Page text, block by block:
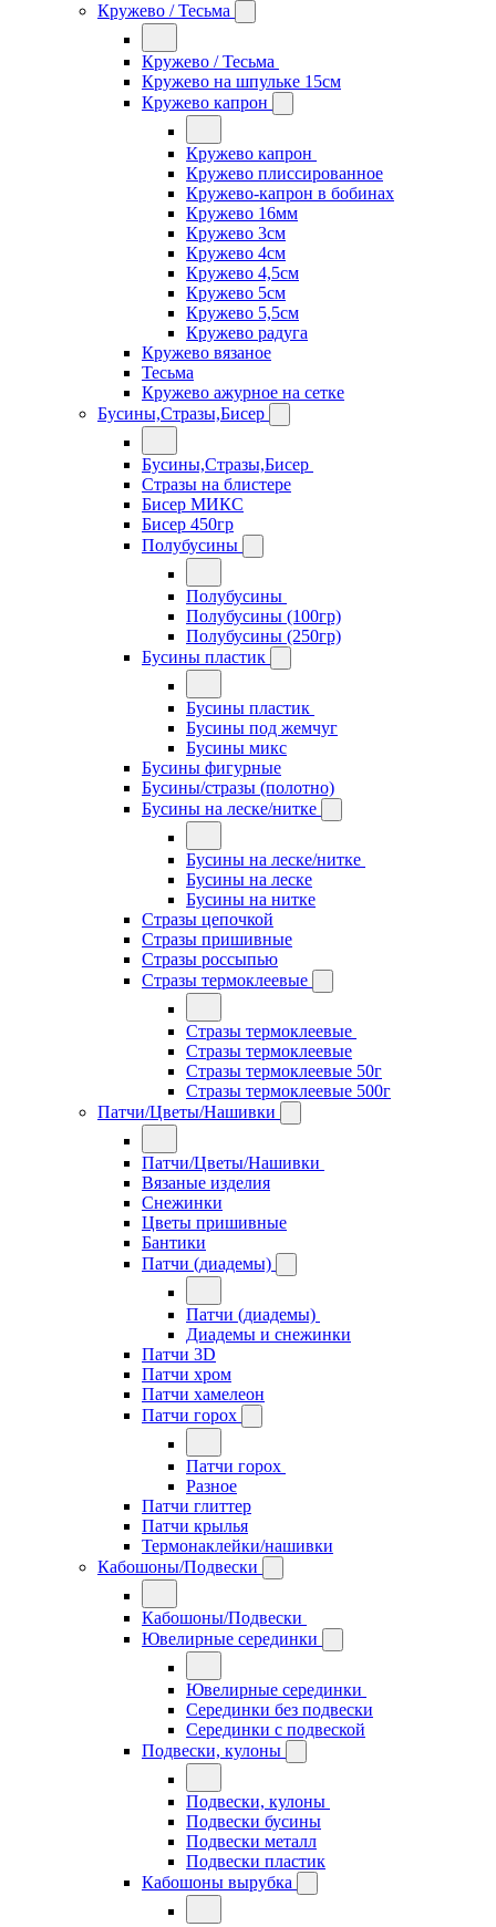
Кружево / Тесьма
Кружево / Тесьма
Кружево на шпульке 15см
Кружево капрон
Кружево капрон
Кружево плиссированное
Кружево-капрон в бобинах
Кружево 16мм
Кружево 3см
Кружево 4см
Кружево 4,5см
Кружево 5см
Кружево 5,5см
Кружево радуга
Кружево вязаное
Тесьма
Кружево ажурное на сетке
Бусины,Стразы,Бисер
Бусины,Стразы,Бисер
Стразы на блистере
Бисер МИКС
Бисер 450гр
Полубусины
Полубусины
Полубусины (100гр)
Полубусины (250гр)
Бусины пластик
Бусины пластик
Бусины под жемчуг
Бусины микс
Бусины фигурные
Бусины/стразы (полотно)
Бусины на леске/нитке
Бусины на леске/нитке
Бусины на леске
Бусины на нитке
Стразы цепочкой
Стразы пришивные
Стразы россыпью
Стразы термоклеевые
Стразы термоклеевые
Стразы термоклеевые
Стразы термоклеевые 50г
Стразы термоклеевые 500г
Патчи/Цветы/Нашивки
Патчи/Цветы/Нашивки
Вязаные изделия
Снежинки
Цветы пришивные
Бантики
Патчи (диадемы)
Патчи (диадемы)
Диадемы и снежинки
Патчи 3D
Патчи хром
Патчи хамелеон
Патчи горох
Патчи горох
Разное
Патчи глиттер
Патчи крылья
Термонаклейки/нашивки
Кабошоны/Подвески
Кабошоны/Подвески
Ювелирные серединки
Ювелирные серединки
Серединки без подвески
Серединки с подвеской
Подвески, кулоны
Подвески, кулоны
Подвески бусины
Подвески металл
Подвески пластик
Кабошоны вырубка